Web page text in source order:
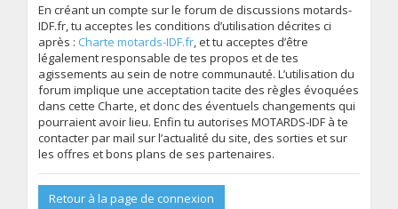
En créant un compte sur le forum de discussions motards-
IDF.fr, tu acceptes les conditions d’utilisation décrites ci
après : Charte motards-IDF.fr, et tu acceptes d’être
légalement responsable de tes propos et de tes
agissements au sein de notre communauté. L’utilisation du
forum implique une acceptation tacite des règles évoquées
dans cette Charte, et donc des éventuels changements qui
pourraient avoir lieu. Enfin tu autorises MOTARDS-IDF à te
contacter par mail sur l’actualité du site, des sorties et sur
les offres et bons plans de ses partenaires.
Retour à la page de connexion